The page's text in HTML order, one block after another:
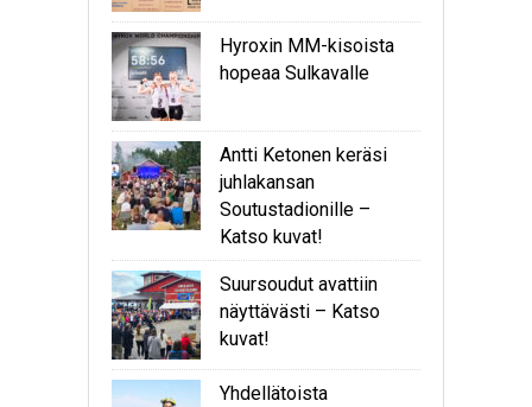
Hyroxin MM-kisoista
hopeaa Sulkavalle
Antti Ketonen keräsi
juhlakansan
Soutustadionille –
Katso kuvat!
Suursoudut avattiin
näyttävästi – Katso
kuvat!
Yhdellätoista